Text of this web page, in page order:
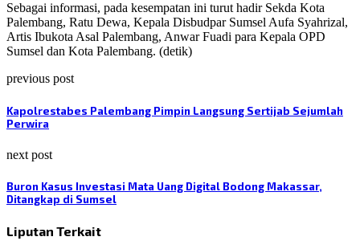
Sebagai informasi, pada kesempatan ini turut hadir Sekda Kota
Palembang, Ratu Dewa, Kepala Disbudpar Sumsel Aufa Syahrizal,
Artis Ibukota Asal Palembang, Anwar Fuadi para Kepala OPD
Sumsel dan Kota Palembang. (detik)
previous post
Kapolrestabes Palembang Pimpin Langsung Sertijab Sejumlah
Perwira
next post
Buron Kasus Investasi Mata Uang Digital Bodong Makassar,
Ditangkap di Sumsel
Liputan Terkait